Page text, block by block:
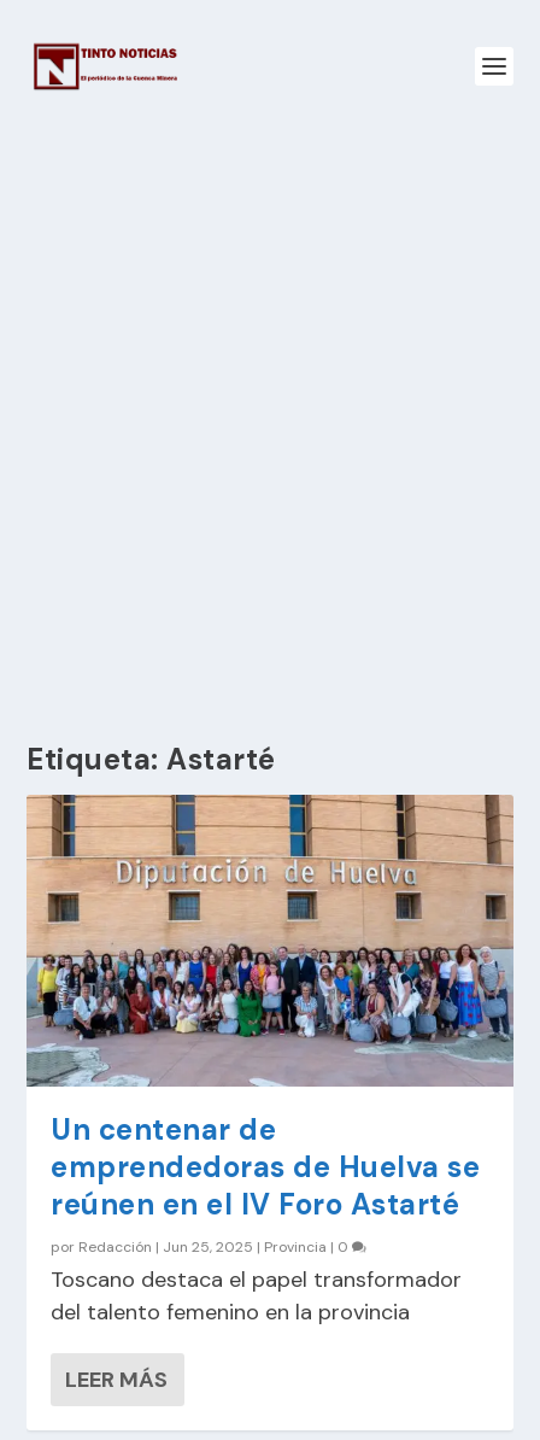
Etiqueta:Astarté
Un centenar de
emprendedoras de Huelva se
reúnen en el IV Foro Astarté
por Redacción | Jun 25, 2025 | Provincia | 0
Toscano destaca el papel transformador
del talento femenino en la provincia
LEER MÁS